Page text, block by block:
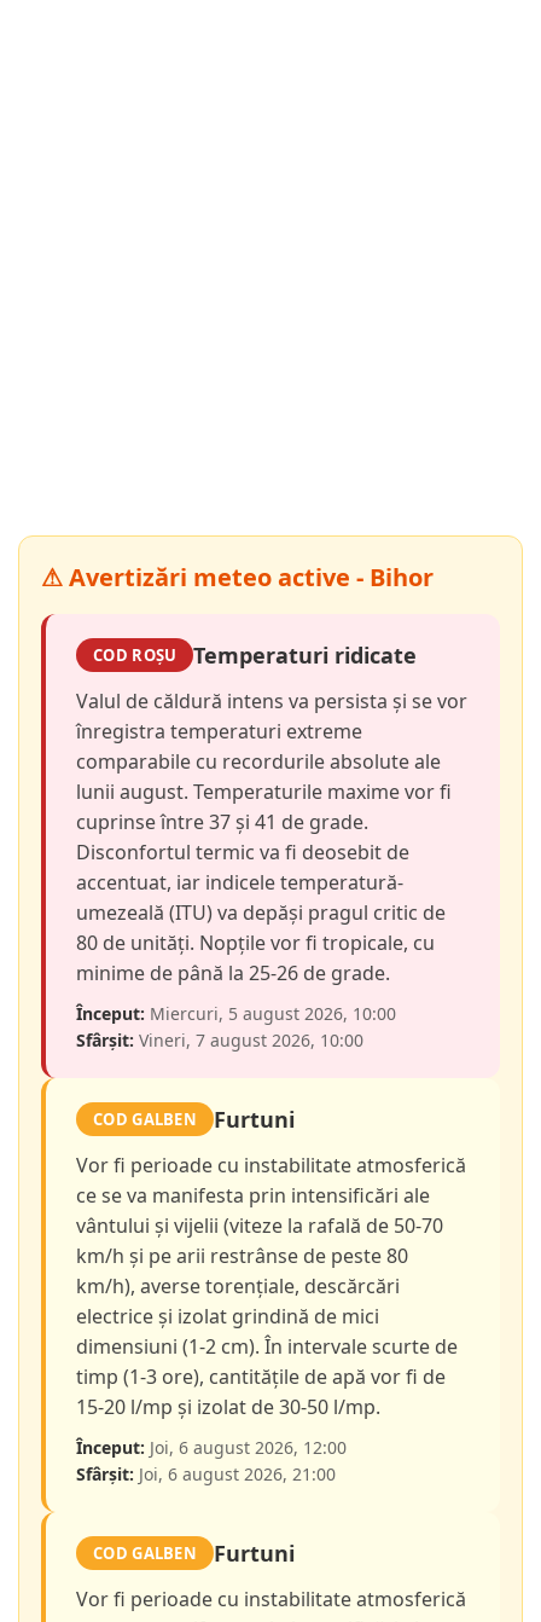
⚠ Avertizări meteo active - Bihor
COD ROȘU Temperaturi ridicate
Valul de căldură intens va persista și se vor
înregistra temperaturi extreme
comparabile cu recordurile absolute ale
lunii august. Temperaturile maxime vor fi
cuprinse între 37 și 41 de grade.
Disconfortul termic va fi deosebit de
accentuat, iar indicele temperatură-
umezeală (ITU) va depăși pragul critic de
80 de unități. Nopțile vor fi tropicale, cu
minime de până la 25-26 de grade.
Început: Miercuri, 5 august 2026, 10:00
Sfârșit: Vineri, 7 august 2026, 10:00
COD GALBEN Furtuni
Vor fi perioade cu instabilitate atmosferică
ce se va manifesta prin intensificări ale
vântului și vijelii (viteze la rafală de 50-70
km/h și pe arii restrânse de peste 80
km/h), averse torențiale, descărcări
electrice și izolat grindină de mici
dimensiuni (1-2 cm). În intervale scurte de
timp (1-3 ore), cantitățile de apă vor fi de
15-20 l/mp și izolat de 30-50 l/mp.
Început: Joi, 6 august 2026, 12:00
Sfârșit: Joi, 6 august 2026, 21:00
COD GALBEN Furtuni
Vor fi perioade cu instabilitate atmosferică